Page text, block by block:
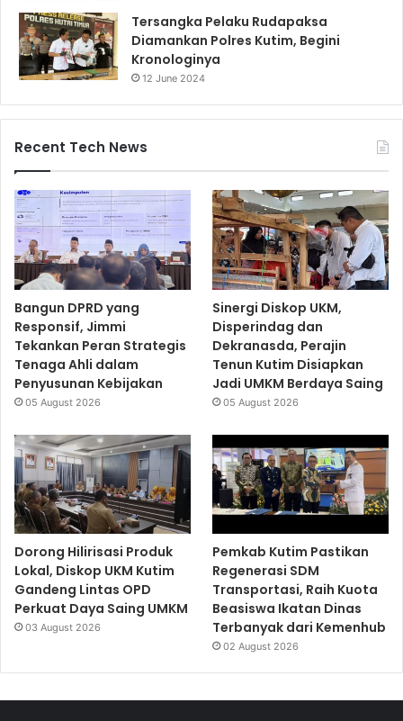
Tersangka Pelaku Rudapaksa
Diamankan Polres Kutim, Begini
Kronologinya
12 June 2024
Recent Tech News
Bangun DPRD yang
Responsif, Jimmi
Tekankan Peran Strategis
Tenaga Ahli dalam
Penyusunan Kebijakan
05 August 2026
Sinergi Diskop UKM,
Disperindag dan
Dekranasda, Perajin
Tenun Kutim Disiapkan
Jadi UMKM Berdaya Saing
05 August 2026
Dorong Hilirisasi Produk
Lokal, Diskop UKM Kutim
Gandeng Lintas OPD
Perkuat Daya Saing UMKM
03 August 2026
Pemkab Kutim Pastikan
Regenerasi SDM
Transportasi, Raih Kuota
Beasiswa Ikatan Dinas
Terbanyak dari Kemenhub
02 August 2026